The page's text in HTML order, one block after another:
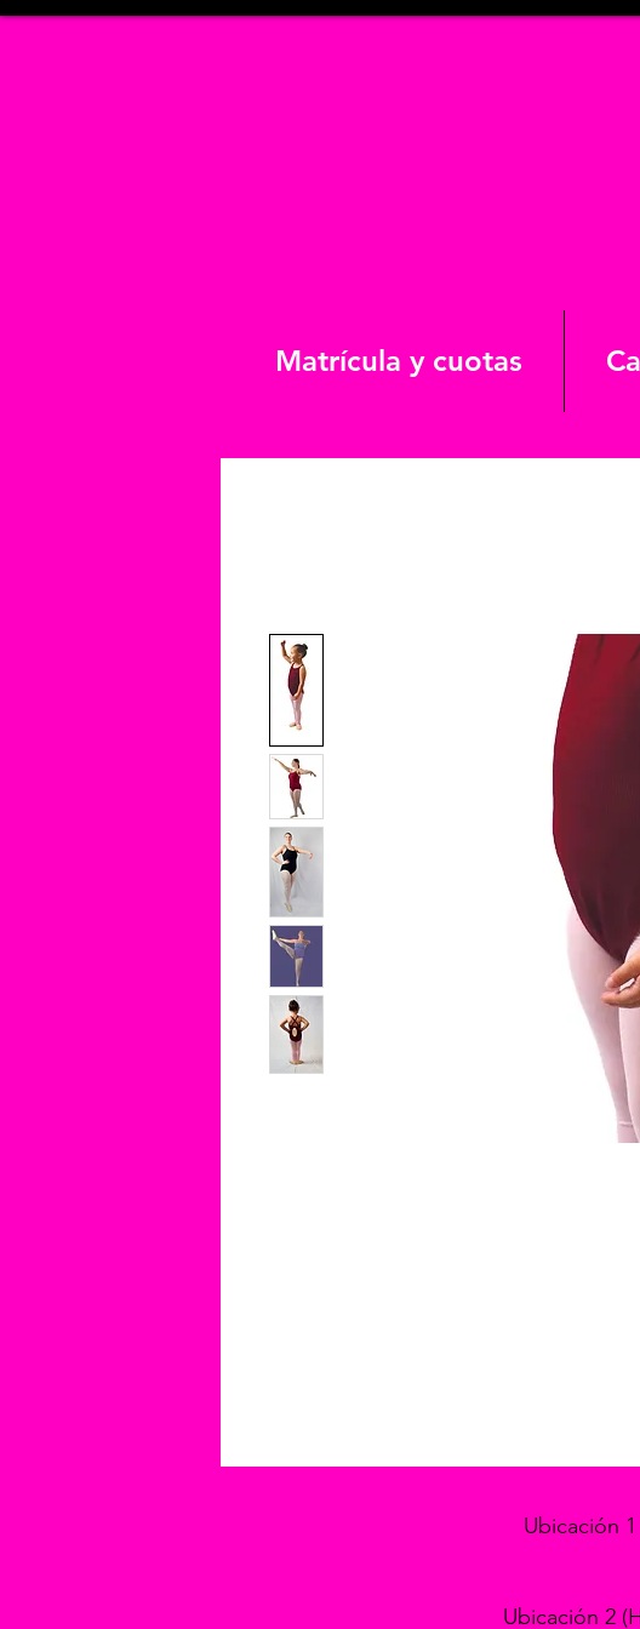
Matrícula y cuotas
Ubicación
Ubicación 2